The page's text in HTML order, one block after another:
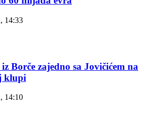
14:33
Borče zajedno sa Jovičićem na
klupi
14:10